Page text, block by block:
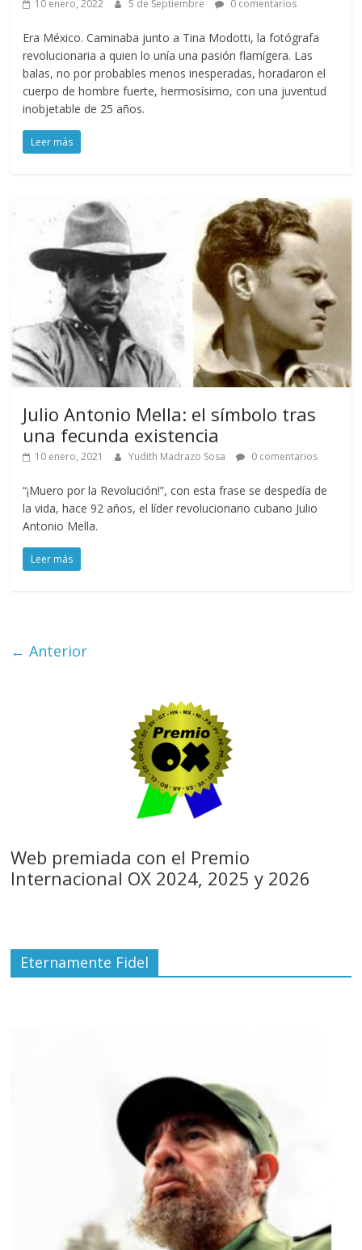
10 enero, 2022 5 de Septiembre 0 comentarios
Era México. Caminaba junto a Tina Modotti, la fotógrafa
revolucionaria a quien lo unía una pasión flamígera. Las
balas, no por probables menos inesperadas, horadaron el
cuerpo de hombre fuerte, hermosísimo, con una juventud
inobjetable de 25 años.
Leer más
Julio Antonio Mella: el símbolo tras
una fecunda existencia
10 enero, 2021 Yudith Madrazo Sosa 0 comentarios
“¡Muero por la Revolución!”, con esta frase se despedía de
la vida, hace 92 años, el líder revolucionario cubano Julio
Antonio Mella.
Leer más
← Anterior
Web premiada con el Premio
Internacional OX 2024, 2025 y 2026
Eternamente Fidel